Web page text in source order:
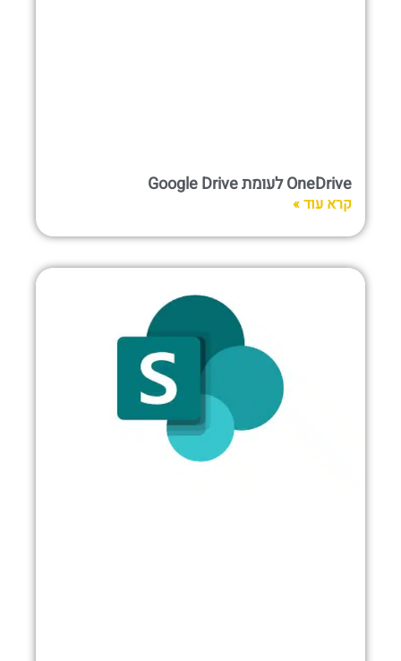
OneDrive לעומת Google Drive
קרא עוד »